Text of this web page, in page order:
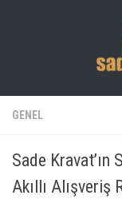
GENEL
Sade Kravat’ın
Akıllı Alışveriş